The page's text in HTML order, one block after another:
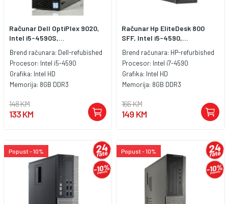
Računar Dell OptiPlex 9020,
Intel i5-4590S,...
Brend računara: Dell-refubished
Procesor: Intel i5-4590
Grafika: Intel HD
Memorija: 8GB DDR3
148 KM
133 KM
Računar Hp EliteDesk 800
SFF, Intel i5-4590,...
Brend računara: HP-refurbished
Procesor: Intel i7-4590
Grafika: Intel HD
Memorija: 8GB DDR3
166 KM
149 KM
Popust - 10% Popust - 10%